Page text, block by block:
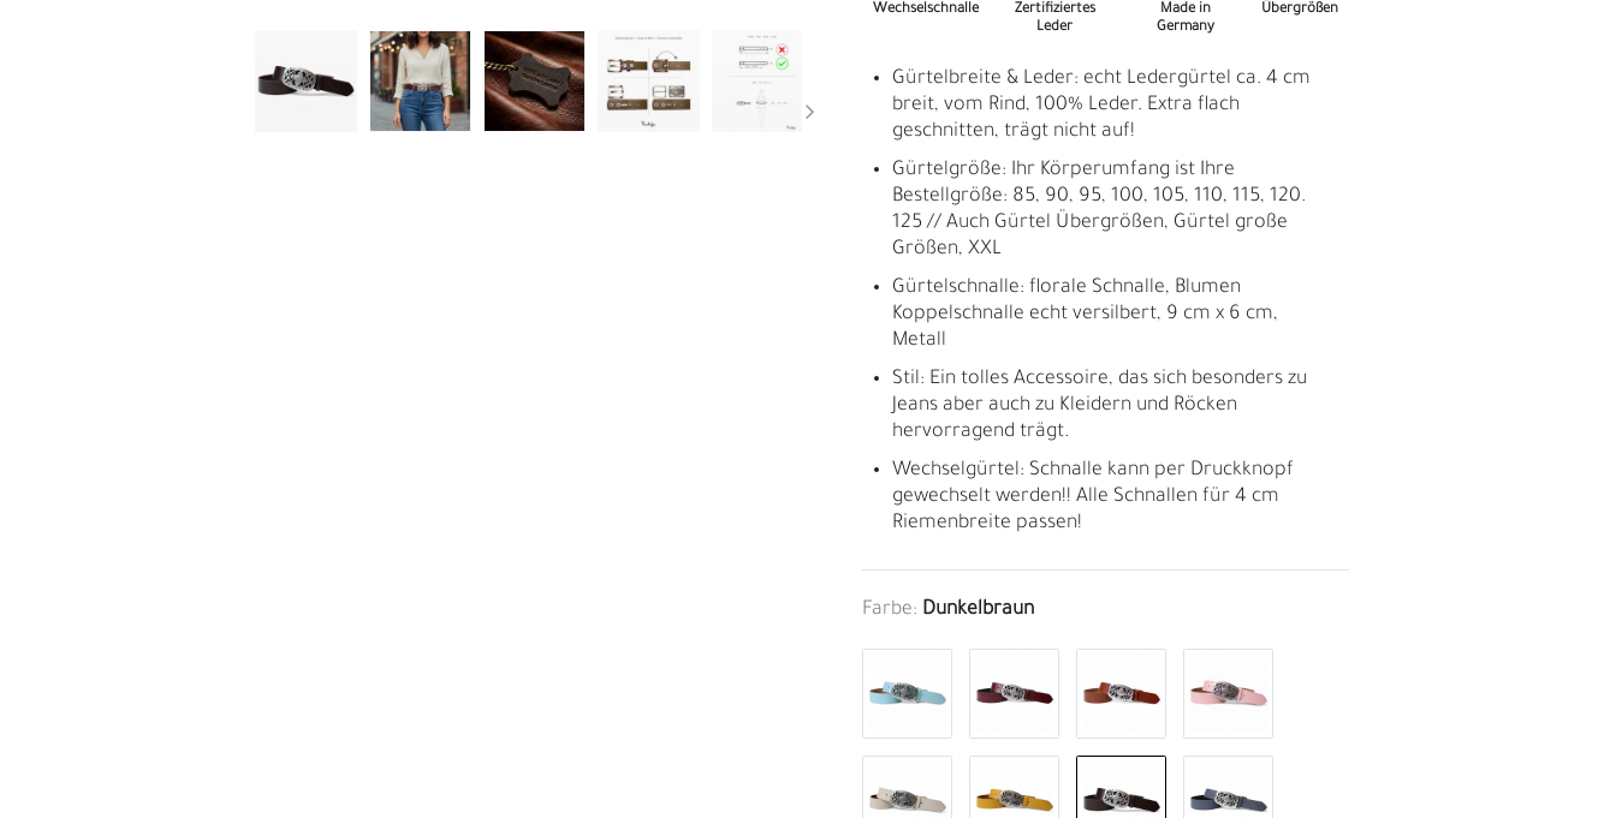
Wechselschnalle
Zertifiziertes
Leder
Made in
Germany
Übergrößen
Gürtelbreite & Leder: echt Ledergürtel ca. 4 cm
breit, vom Rind, 100% Leder. Extra flach
geschnitten, trägt nicht auf!
Gürtelgröße: Ihr Körperumfang ist Ihre
Bestellgröße: 85, 90, 95, 100, 105, 110, 115, 120.
125 // Auch Gürtel Übergrößen, Gürtel große
Größen, XXL
Gürtelschnalle: florale Schnalle, Blumen
Koppelschnalle echt versilbert, 9 cm x 6 cm,
Metall
Stil: Ein tolles Accessoire, das sich besonders zu
Jeans aber auch zu Kleidern und Röcken
hervorragend trägt.
Wechselgürtel: Schnalle kann per Druckknopf
gewechselt werden!! Alle Schnallen für 4 cm
Riemenbreite passen!
Farbe: Dunkelbraun